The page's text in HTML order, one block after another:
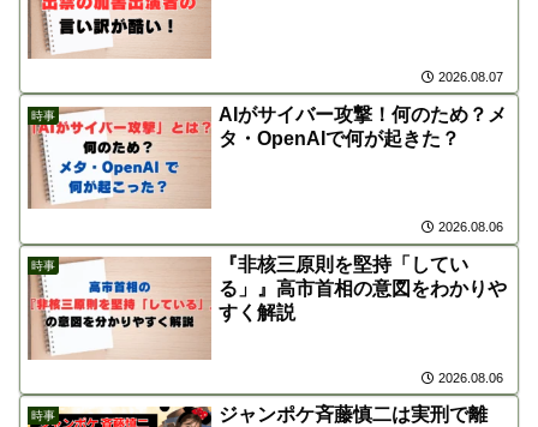
2026.08.07
時事
AIがサイバー攻撃！何のため？メ
タ・OpenAIで何が起きた？
2026.08.06
時事
『非核三原則を堅持「してい
る」』高市首相の意図をわかりや
すく解説
2026.08.06
時事
ジャンポケ斉藤慎二は実刑で離